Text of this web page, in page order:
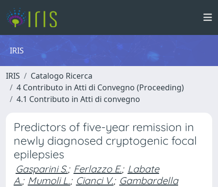
IRIS
IRIS
Catalogo Ricerca
4 Contributo in Atti di Convegno (Proceeding)
4.1 Contributo in Atti di convegno
Predictors of five-year remission in
newly diagnosed cryptogenic focal
epilepsies
Gasparini S.; Ferlazzo E.; Labate
A.; Mumoli L.; Cianci V.; Gambardella